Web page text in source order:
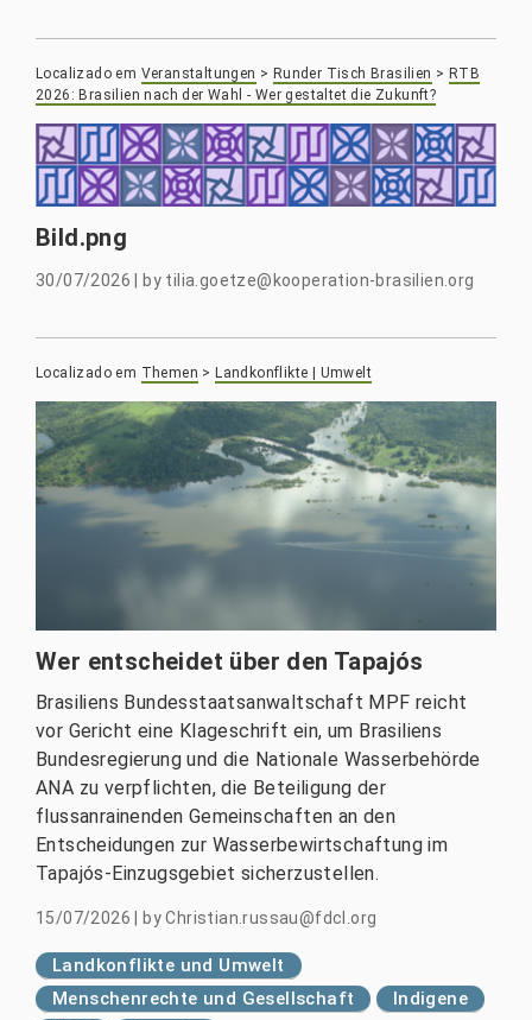
Localizado em Veranstaltungen > Runder Tisch Brasilien > RTB
2026: Brasilien nach der Wahl - Wer gestaltet die Zukunft?
Bild.png
30/07/2026 by tilia.goetze@kooperation-brasilien.org
Localizado em Themen > Landkonflikte | Umwelt
Wer entscheidet über den Tapajós
Brasiliens Bundesstaatsanwaltschaft MPF reicht
vor Gericht eine Klageschrift ein, um Brasiliens
Bundesregierung und die Nationale Wasserbehörde
ANA zu verpflichten, die Beteiligung der
flussanrainenden Gemeinschaften an den
Entscheidungen zur Wasserbewirtschaftung im
Tapajós-Einzugsgebiet sicherzustellen.
15/07/2026 byChristian.russau@fdcl.org
Landkonflikte und Umwelt
Menschenrechte und Gesellschaft
Indigene